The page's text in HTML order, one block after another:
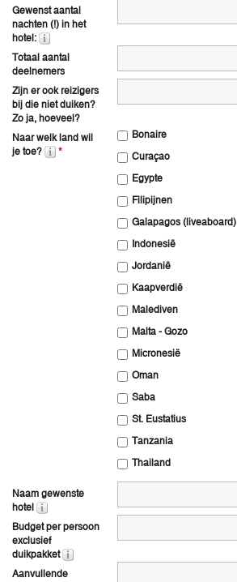
Gewenst aantal
nachten (!) in het
hotel:
Totaal aantal
deelnemers
Zijn er ook reizigers
bij die niet duiken?
Zo ja, hoeveel?
Naar welk land wil
je toe?
*
Bonaire
Curaçao
Egypte
Filipijnen
Galapagos (liveaboard)
Indonesië
Jordanië
Kaapverdië
Malediven
Malta - Gozo
Micronesië
Oman
Saba
St. Eustatius
Tanzania
Thailand
Naam gewenste
hotel
Budget per persoon
exclusief
duikpakket
Aanvullende